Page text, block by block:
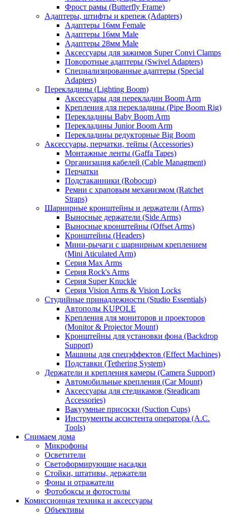
Фрост рамы (Butterfly Frame)
Адаптеры, штифты и крепеж (Adapters)
Адаптеры 16мм Female
Адаптеры 16мм Male
Адаптеры 28мм Male
Аксессуары для зажимов Super Convi Clamps
Поворотные адаптеры (Swivel Adapters)
Специализированные адаптеры (Special
Adapters)
Перекладины (Lighting Boom)
Аксессуары для перекладин Boom Arm
Крепления для перекладины (Pipe Boom Rig)
Перекладины Baby Boom Arm
Перекладины Junior Boom Arm
Перекладины редукторные Big Boom
Аксессуары, перчатки, тейпы (Accessories)
Монтажные ленты (Gaffa Tapes)
Организация кабелей (Cable Managment)
Перчатки
Подстаканники (Robocup)
Ремни с храповым механизмом (Ratchet
Straps)
Шарнирные кронштейны и держатели (Arms)
Выносные держатели (Side Arms)
Выносные кронштейны (Offset Arms)
Кронштейны (Headers)
Мини-рычаги с шарнирным креплением
(Mini Aticulated Arm)
Серия Max Arms
Серия Rock's Arms
Серия Super Knuckle
Серия Vision Arms & Vision Locks
Студийные принадлежности (Studio Essentials)
Автополы KUPOLE
Крепления для мониторов и проекторов
(Monitor & Projector Mount)
Кронштейны для установки фона (Backdrop
Support)
Машины для спецэффектов (Effect Machines)
Подставки (Tethering System)
Держатели и крепления камеры (Camera Support)
Автомобильные крепления (Car Mount)
Аксессуары для стедикамов (Steadicam
Accessories)
Вакуумные присоски (Suction Cups)
Инструменты ассистента оператора (A.C.
Tools)
Снимаем дома
Микрофоны
Осветители
Светоформирующие насадки
Стойки, штативы, держатели
Фоны и отражатели
Фотобоксы и фотостолы
Комиссионная техника и аксессуары
Объективы